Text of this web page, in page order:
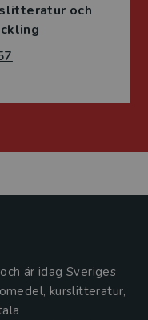
och
är idag Sveriges
kurslitteratur,